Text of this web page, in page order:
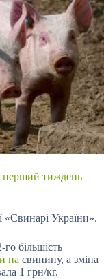
перший тиждень
«Свинарі України».
го більшість
на свинину, а зміна
1 грн/кг.